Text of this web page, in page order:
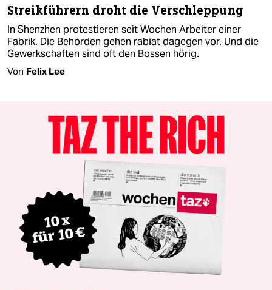
Streikführern droht die Verschleppung
In Shenzhen protestieren seit Wochen Arbeiter einer
Fabrik. Die Behörden gehen rabiat dagegen vor. Und die
Gewerkschaften sind oft den Bossen hörig.
Von Felix Lee